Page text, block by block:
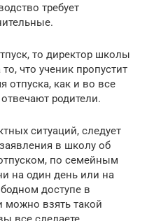
требует
то директор школы
что ученик пропустит
отпуска, как и во все
родители.
ситуаций, следует
в школу об
по семейным
на один день или на
доступе в
можно взять такой